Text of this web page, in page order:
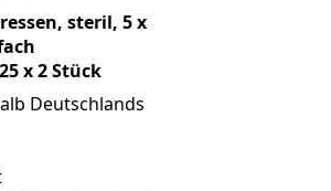
steril, 5 x
x 2 Stück
Deutschlands